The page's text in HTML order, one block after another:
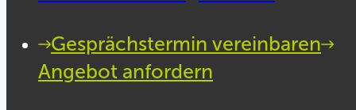
Gesprächstermin vereinbaren
Angebot anfordern